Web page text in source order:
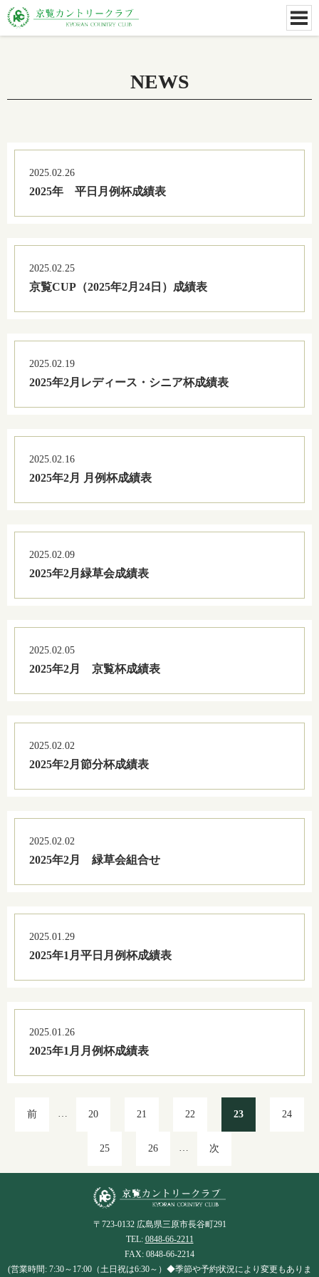
NEWS
2025.02.26
2025年 平日月例杯成績表
2025.02.25
京覧CUP（2025年2月24日）成績表
2025.02.19
2025年2月レディース・シニア杯成績表
2025.02.16
2025年2月 月例杯成績表
2025.02.09
2025年2月緑草会成績表
2025.02.05
2025年2月 京覧杯成績表
2025.02.02
2025年2月節分杯成績表
2025.02.02
2025年2月 緑草会組合せ
2025.01.29
2025年1月平日月例杯成績表
2025.01.26
2025年1月月例杯成績表
前 … 20 21 22 23 24
25 26 … 次
〒723-0132 広島県三原市長谷町291
TEL: 0848-66-2211
FAX: 0848-66-2214
(営業時間: 7:30～17:00（土日祝は6:30～）◆季節や予約状況により変更もありま